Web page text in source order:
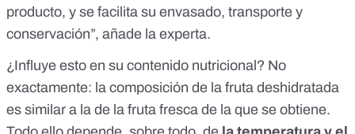
producto, y se facilita su envasado, transporte y
conservación”, añade la experta.
¿Influye esto en su contenido nutricional? No
exactamente: la composición de la fruta deshidratada
es similar a la de la fruta fresca de la que se obtiene.